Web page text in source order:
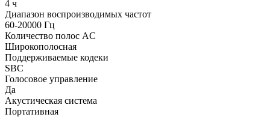
4 ч
Диапазон воспроизводимых частот
60-20000 Гц
Количество полос AC
Широкополосная
Поддерживаемые кодеки
SBC
Голосовое управление
Да
Акустическая система
Портативная